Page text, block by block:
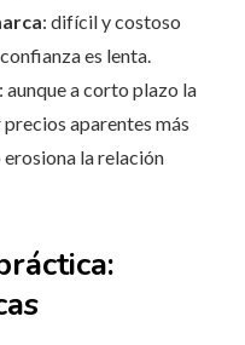
: difícil y costoso
es lenta.
: aunque a corto plazo la
aparentes más
la relación